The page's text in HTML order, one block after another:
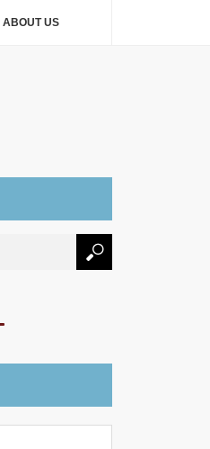
ABOUT US